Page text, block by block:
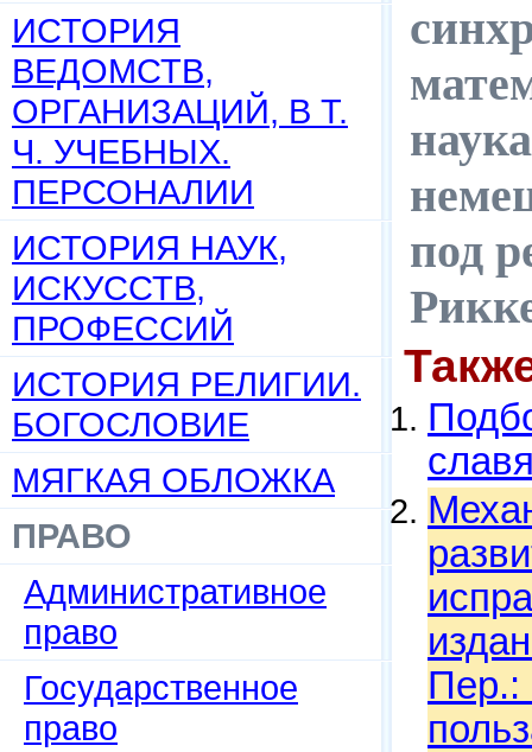
ИСТОРИЯ
ВЕДОМСТВ,
ОРГАНИЗАЦИЙ, В Т.
Ч. УЧЕБНЫХ.
ПЕРСОНАЛИИ
ИСТОРИЯ НАУК,
ИСКУССТВ,
ПРОФЕССИЙ
ИСТОРИЯ РЕЛИГИИ.
БОГОСЛОВИЕ
МЯГКАЯ ОБЛОЖКА
ПРАВО
Административное
право
Государственное
право
под
Пер.: